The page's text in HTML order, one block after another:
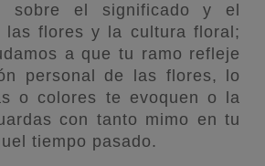
sobre el significado y el
las flores y la cultura floral;
a que tu ramo refleje
personal de las flores, lo
o colores te evoquen o la
con tanto mimo en tu
tiempo pasado.